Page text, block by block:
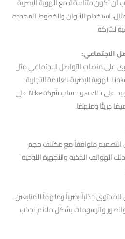
أن تكون متناسقة مع الهوية البصرية
استخدام الألوان والخطوط المحددة
لشركة.
الاجتماعي:
منصات التواصل الاجتماعي مثل
Instagram وFacebook وLinkedIn الهوية البصرية للعلامة التجارية
بشكل متناسق وجذاب. مثال جيد على ذلك هو حساب شركة Nike على
التصميم متوافقاً مع مختلف حجم
الهواتف الذكية والأجهزة اللوحية
جذاباً بصرياً وملهماً للمتابعين.
والصور والرسومات بشكل ملائم لجذب